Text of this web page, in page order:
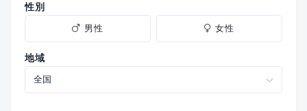
性別
男性 女性
地域